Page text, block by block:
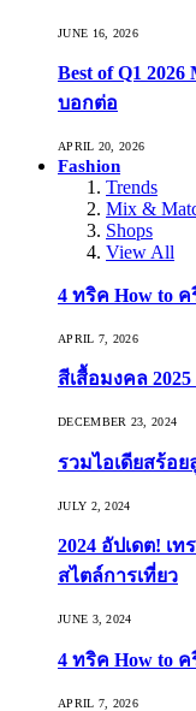
JUNE 16, 2026
Best of Q1
บอกต่อ
APRIL 20, 2026
Fashion
Trends
Mix &
Shops
View All
4 ทริค How to ค
APRIL 7, 2026
สีเสื้อมงคล
DECEMBER 23, 2024
รวมไอเดียสร้อ
JULY 2, 2024
2024 อัปเดต! เ
สไตล์การเที่ยว
JUNE 3, 2024
4 ทริค How to ค
APRIL 7, 2026